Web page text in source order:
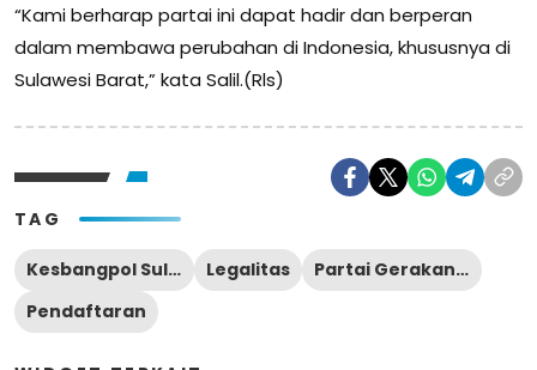
“Kami berharap partai ini dapat hadir dan berperan
dalam membawa perubahan di Indonesia, khususnya di
Sulawesi Barat,” kata Salil.(Rls)
TAG
Kesbangpol Sulbar Legalitas
Partai Gerakan Perubahan
Pendaftaran